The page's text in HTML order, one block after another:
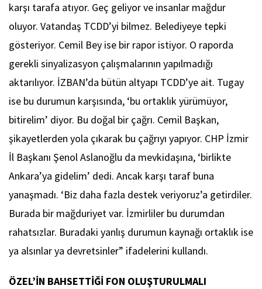
karşı tarafa atıyor. Geç geliyor ve insanlar mağdur
oluyor. Vatandaş TCDD’yi bilmez. Belediyeye tepki
gösteriyor. Cemil Bey ise bir rapor istiyor. O raporda
gerekli sinyalizasyon çalışmalarının yapılmadığı
aktarılıyor. İZBAN’da bütün altyapı TCDD’ye ait. Tugay
ise bu durumun karşısında, ‘bu ortaklık yürümüyor,
bitirelim’ diyor. Bu doğal bir çağrı. Cemil Başkan,
şikayetlerden yola çıkarak bu çağrıyı yapıyor. CHP İzmir
İl Başkanı Şenol Aslanoğlu da mevkidaşına, ‘birlikte
Ankara’ya gidelim’ dedi. Ancak karşı taraf buna
yanaşmadı. ‘Biz daha fazla destek veriyoruz’a getirdiler.
Burada bir mağduriyet var. İzmirliler bu durumdan
rahatsızlar. Buradaki yanlış durumun kaynağı ortaklık ise
ya alsınlar ya devretsinler” ifadelerini kullandı.
ÖZEL’İN BAHSETTİĞİ FON OLUŞTURULMALI